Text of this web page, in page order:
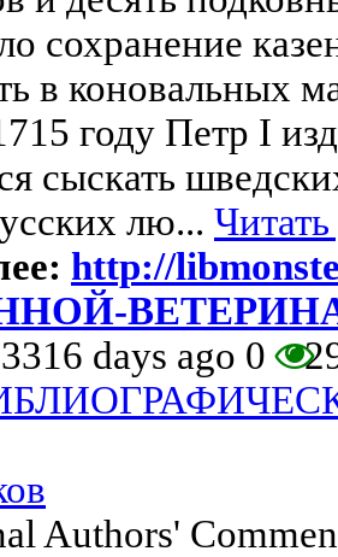
сохранение
в коновальных
году Петр I
сыскать
лю...
http://
3316 days ago 0
Authors'